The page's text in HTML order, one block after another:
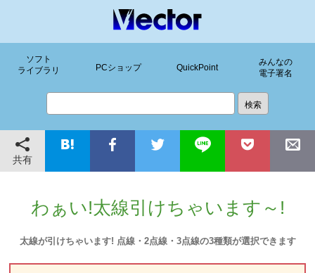
ソフト
ライブラリ
PCショップ QuickPoint
みんなの
電子署名
共有
わぁい!太線引けちゃいます～!
太線が引けちゃいます! 点線・2点線・3点線の3種類が選択できます